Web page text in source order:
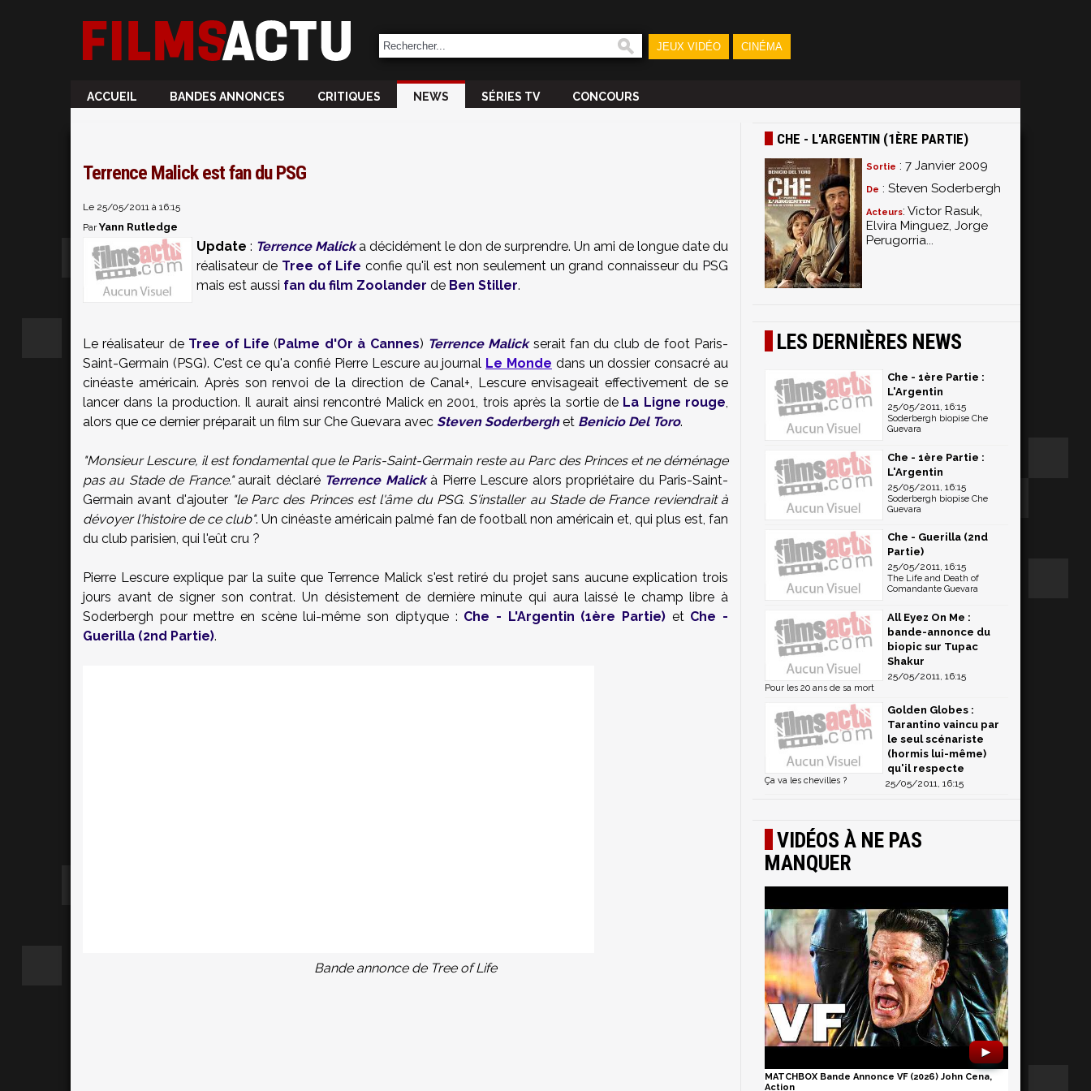
JEUX VIDÉO CINÉMA
ACCUEIL BANDES ANNONCES CRITIQUES NEWS SÉRIES TV CONCOURS
Terrence Malick est fan du PSG
Le 25/05/2011 à 16:15
ParYann Rutledge
Update : Terrence Malicka décidément le don de surprendre. Un ami de longue date du
réalisateur de Tree of Life confie qu'il est non seulement un grand connaisseur du PSG
mais est aussi fan du film Zoolander de Ben Stiller.
Le réalisateur de Tree of Life (Palme d'Or à Cannes) Terrence Malickserait fan du club de foot Paris-
Saint-Germain (PSG). C'est ce qu'a confié Pierre Lescure au journal Le Monde dans un dossier consacré au
cinéaste américain. Après son renvoi de la direction de Canal+, Lescure envisageait effectivement de se
lancer dans la production. Il aurait ainsi rencontré Malick en 2001, trois après la sortie de La Ligne rouge,
alors que ce dernier préparait un film sur Che Guevara avec Steven Soderberghet Benicio Del Toro.
"Monsieur Lescure, il est fondamental que le Paris-Saint-Germain reste au Parc des Princes et ne déménage
pas au Stade de France."aurait déclaré Terrence Malickà Pierre Lescure alors propriétaire du Paris-Saint-
Germain avant d'ajouter"le Parc des Princes est l'âme du PSG. S'installer au Stade de France reviendrait à
dévoyer l'histoire de ce club". Un cinéaste américain palmé fan de football non américain et, qui plus est, fan
du club parisien, qui l'eût cru ?
Pierre Lescure explique par la suite que Terrence Malick s'est retiré du projet sans aucune explication trois
jours avant de signer son contrat. Un désistement de dernière minute qui aura laissé le champ libre à
Soderbergh pour mettre en scène lui-même son diptyque : Che - L'Argentin (1ère Partie) et Che -
Guerilla (2nd Partie).
Bande annonce de Tree of Life
CHE - L'ARGENTIN (1ÈRE PARTIE)
Sortie : 7 Janvier 2009
De : Steven Soderbergh
Acteurs: Victor Rasuk,
Elvira Minguez, Jorge
Perugorria...
LES DERNIÈRES NEWS
Che - 1ère Partie :
L'Argentin
25/05/2011, 16:15
Soderbergh biopise Che
Guevara
Che - 1ère Partie :
L'Argentin
25/05/2011, 16:15
Soderbergh biopise Che
Guevara
Che - Guerilla (2nd
Partie)
25/05/2011, 16:15
The Life and Death of
Comandante Guevara
All Eyez On Me :
bande-annonce du
biopic sur Tupac
Shakur
25/05/2011, 16:15
Pour les 20 ans de sa mort
Golden Globes :
Tarantino vaincu par
le seul scénariste
(hormis lui-même)
qu'il respecte
25/05/2011, 16:15
Ça va les chevilles ?
VIDÉOS À NE PAS
MANQUER
►
MATCHBOX Bande Annonce VF (2026) John Cena,
Action